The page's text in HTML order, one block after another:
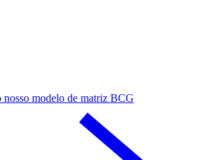
nosso modelo de matriz BCG